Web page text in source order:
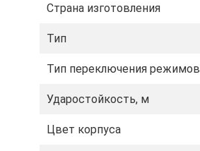
Страна изготовления
Тип
Тип переключения режимов
Ударостойкость, м
Цвет корпуса